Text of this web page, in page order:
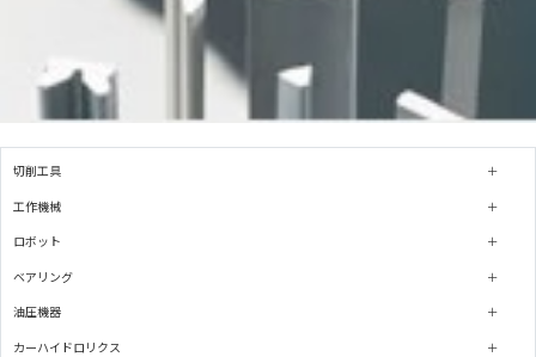
切削工具
工作機械
ロボット
ベアリング
油圧機器
カーハイドロリクス